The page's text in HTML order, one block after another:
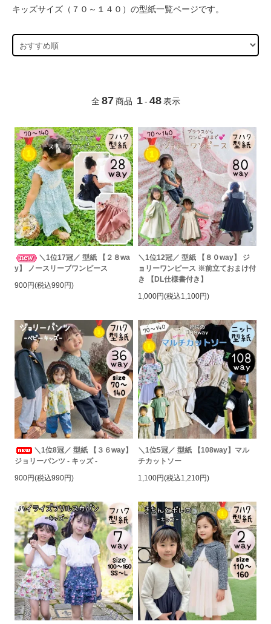
キッズサイズ（７０～１４０）の型紙一覧ページです。
全 87 商品 1 - 48 表示
＼1位17冠／ 型紙 【２８wa
y】 ノースリーブワンピース
900円(税込990円)
＼1位12冠／ 型紙 【８０way】 ジ
ョリーワンピース ※前立ておまけ付
き 【DL仕様書付き】
1,000円(税込1,100円)
＼1位8冠／ 型紙 【３６way】
ジョリーパンツ - キッズ -
900円(税込990円)
＼1位5冠／ 型紙 【108way】マル
チカットソー
1,100円(税込1,210円)